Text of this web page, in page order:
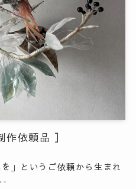
依頼品 ］
」というご依頼から生まれ